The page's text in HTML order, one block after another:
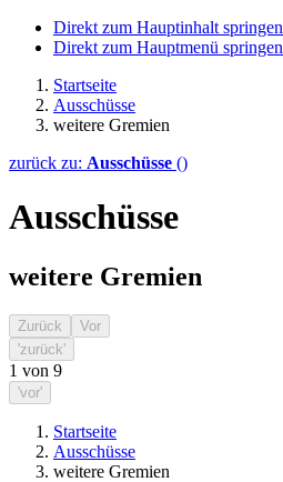
Direkt zum Hauptinhalt springen
Direkt zum Hauptmenü springen
Startseite
Ausschüsse
weitere Gremien
zurück zu: Ausschüsse ()
Ausschüsse
weitere Gremien
Zurück
Vor
'zurück'
1 von 9
'vor'
Startseite
Ausschüsse
weitere Gremien